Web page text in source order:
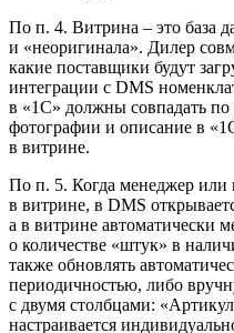
По п. 4. Витрина – это база
и «неоригинала». Дилер
какие поставщики будут
интеграции с DMS
в «1С» должны совпадать
фотографии и описание в
в витрине.
По п. 5. Когда менеджер или
в витрине, в DMS
а в витрине автоматически
о количестве «штук» в
также обновлять
периодичностью, либо
с двумя столбцами:
настраивается